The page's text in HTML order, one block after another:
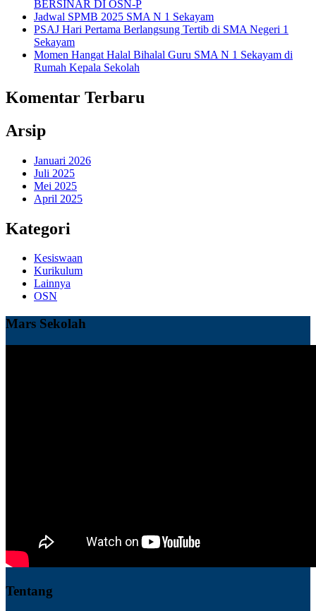
BERSINAR DI OSN-P
Jadwal SPMB 2025 SMA N 1 Sekayam
PSAJ Hari Pertama Berlangsung Tertib di SMA Negeri 1
Sekayam
Momen Hangat Halal Bihalal Guru SMA N 1 Sekayam di
Rumah Kepala Sekolah
Komentar Terbaru
Arsip
Januari 2026
Juli 2025
Mei 2025
April 2025
Kategori
Kesiswaan
Kurikulum
Lainnya
OSN
Mars Sekolah
Tentang